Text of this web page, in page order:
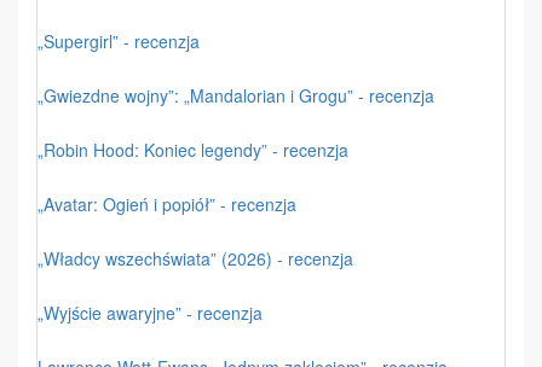
„Supergirl” - recenzja
„Gwiezdne wojny”: „Mandalorian i Grogu” - recenzja
„Robin Hood: Koniec legendy” - recenzja
„Avatar: Ogień i popiół” - recenzja
„Władcy wszechświata” (2026) - recenzja
„Wyjście awaryjne” - recenzja